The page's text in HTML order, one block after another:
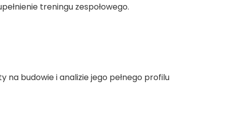
treningu zespołowego.
na budowie i analizie jego pełnego profilu